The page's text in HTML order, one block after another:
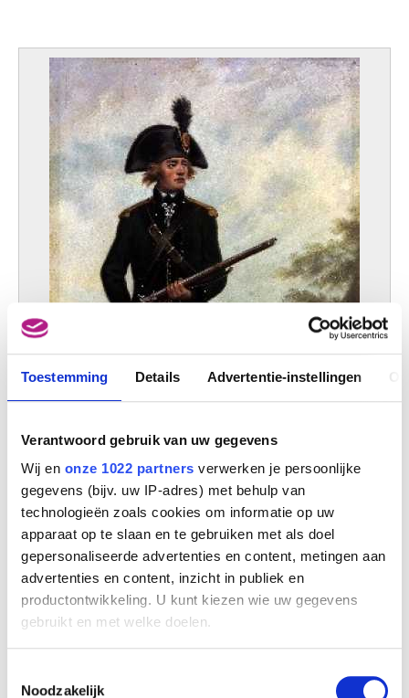
Toestemming Details Advertentie-instellingen
Verantwoord gebruik van uw gegevens
Wij en onze 1022 partners verwerken je persoonlijke
gegevens (bijv. uw IP-adres) met behulp van
technologieën zoals cookies om informatie op uw
apparaat op te slaan en te gebruiken met als doel
gepersonaliseerde advertenties en content, metingen aan
advertenties en content, inzicht in publiek en
productontwikkeling. U kunt kiezen wie uw gegevens
gebruikt en met welke doelen.
Informatie verzamelen over uw geografische
Noodzakelijk
Jules Van Imschoot